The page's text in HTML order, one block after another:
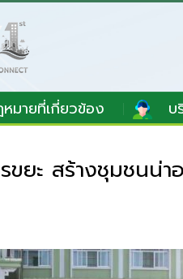
มายที่เกี่ยวข้อง บ
ยะ สร้างชุมชนน่